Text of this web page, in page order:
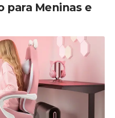
para Meninas e